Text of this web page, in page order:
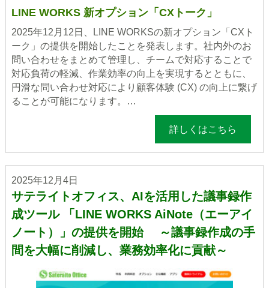
LINE WORKS 新オプション「CXトーク」
2025年12月12日、LINE WORKSの新オプション「CXト
ーク」の提供を開始したことを発表します。社内外のお
問い合わせをまとめて管理し、チームで対応することで
対応負荷の軽減、作業効率の向上を実現するとともに、
円滑な問い合わせ対応により顧客体験 (CX) の向上に繋げ
ることが可能になります。…
詳しくはこちら
2025年12月4日
サテライトオフィス、AIを活用した議事録作
成ツール 「LINE WORKS AiNote（エーアイ
ノート）」の提供を開始 ～議事録作成の手
間を大幅に削減し、業務効率化に貢献～